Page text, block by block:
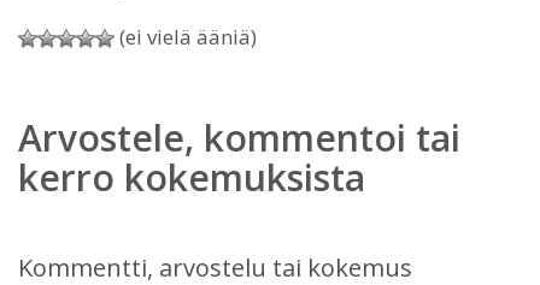
(ei vielä ääniä)
Arvostele, kommentoi tai
kerro kokemuksista
Kommentti, arvostelu tai kokemus